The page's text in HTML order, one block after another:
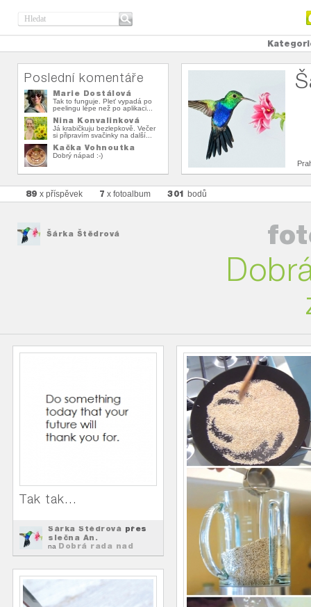
Poslední komentáře
Marie Dostálová
Tak to funguje. Pleť vypadá po
peelingu lépe než po aplikaci...
Nina Konvalinková
Já krabičkuju bezlepkově. Večer
si připravím svačinky na další...
Kačka Vohnoutka
Dobrý nápad :-)
89 x příspěvek 7 x fotoalbum 301 bodů
Šárka Štědrová
Tak tak...
Šárka Štědrová přes
slečna An.
na Dobrá rada nad
zlato